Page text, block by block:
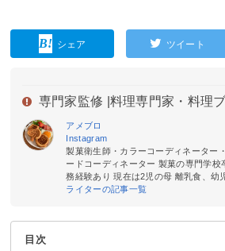
シェア ツイート
専門家監修 | 料理専門家・料理
アメブロ
Instagram
製菓衛生師・カラーコーディネーター
ードコーディネーター 製菓の専門学校
務経験あり 現在は2児の母 離乳食、幼
ライターの記事一覧
目次